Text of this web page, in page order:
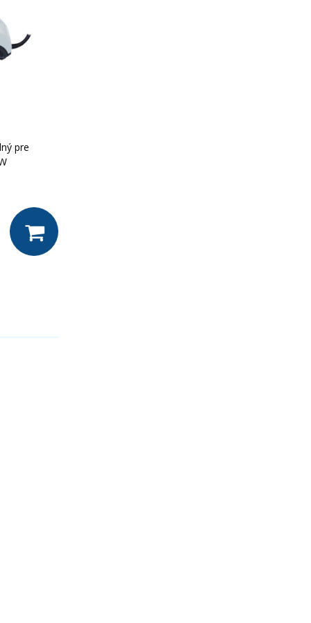
pre